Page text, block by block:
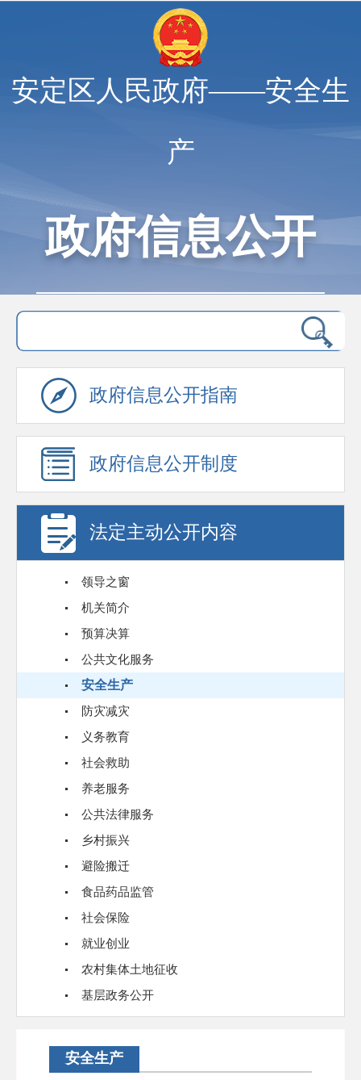
安定区人民政府——安全生
产
政府信息公开
政府信息公开指南
政府信息公开制度
法定主动公开内容
领导之窗
机关简介
预算决算
公共文化服务
安全生产
防灾减灾
义务教育
社会救助
养老服务
公共法律服务
乡村振兴
避险搬迁
食品药品监管
社会保险
就业创业
农村集体土地征收
基层政务公开
安全生产